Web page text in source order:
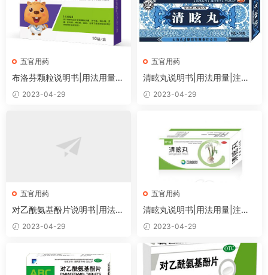
五官用药
布洛芬颗粒说明书|用法用量|
注意事项
2023-04-29
五官用药
清眩丸说明书|用法用量|注意
事项2023-04-29
五官用药
对乙酰氨基酚片说明书|用法用
量|注意事项
2023-04-29
五官用药
清眩丸说明书|用法用量|注意
事项2023-04-29